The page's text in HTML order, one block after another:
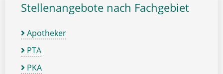
Stellenangebote nach Fachgebiet
Apotheker
PTA
PKA